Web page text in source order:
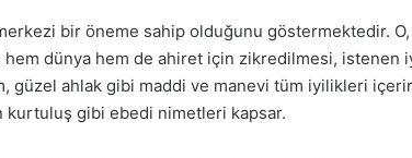
bir öneme sahip olduğunu göstermektedir.
dünya hem de ahiret için zikredilmesi, istenen
güzel ahlak gibi maddi ve manevi tüm iyilikleri
kurtuluş gibi ebedi nimetleri kapsar.